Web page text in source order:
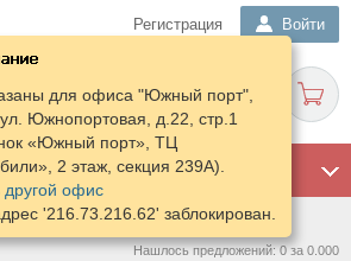
Регистрация Войти
для офиса "Южный порт",
Южнопортовая, д.22, стр.1
«Южный порт», ТЦ
2 этаж, секция 239А).
другой офис
'216.73.216.62' заблокирован.
Нашлось предложений: 0 за 0.000